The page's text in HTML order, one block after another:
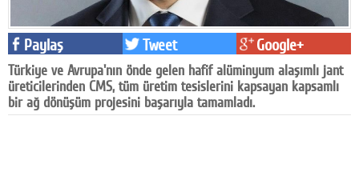
Pr
Facebook
Diziler
Paylaş Tweet Google+
Türkiye ve Avrupa'nın önde gelen hafif alüminyum alaşımlı jant
üreticilerinden CMS, tüm üretim tesislerini kapsayan kapsamlı
bir ağ dönüşüm projesini başarıyla tamamladı.